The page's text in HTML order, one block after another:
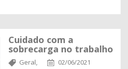
Cuidado com a
sobrecarga no trabalho
Geral,
02/06/2021